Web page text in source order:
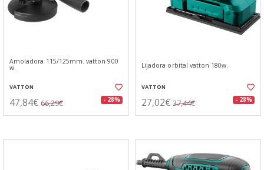
Amoladora 115/125mm. vatton 900
w.
VATTON
47,84€ 66,29€ - 28%
Lijadora orbital vatton 180w.
VATTON
27,02€ 37,44€ - 28%